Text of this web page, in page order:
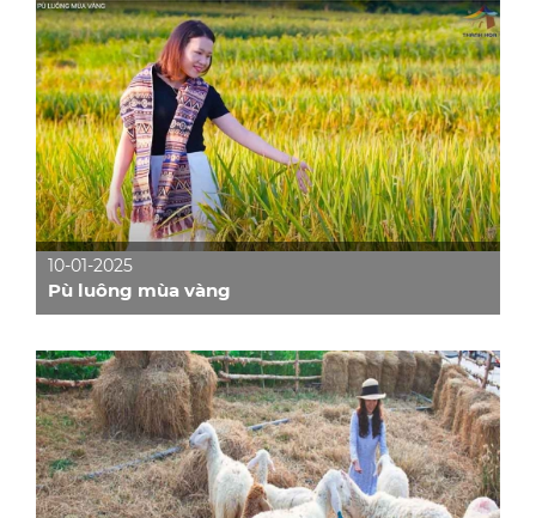
10-01-2025
Pù luông mùa vàng